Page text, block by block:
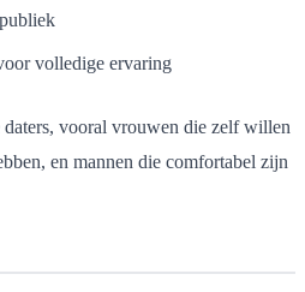
volledige ervaring
daters, vooral vrouwen die zelf willen
en mannen die comfortabel zijn